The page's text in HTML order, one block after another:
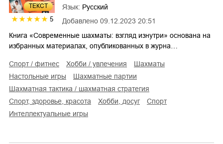
ТЕКСТ
5 Добавлено 09.12.2023 20:51
Язык: Русский
Книга «Современные шахматы: взгляд изнутри» основана на
избранных материалах, опубликованных в журна…
спорт / фитнес хобби / увлечения
шахматы
настольные игры
шахматные партии
шахматная тактика / шахматная стратегия
спорт, здоровье, красота
хобби, досуг
спорт
интеллектуальные игры